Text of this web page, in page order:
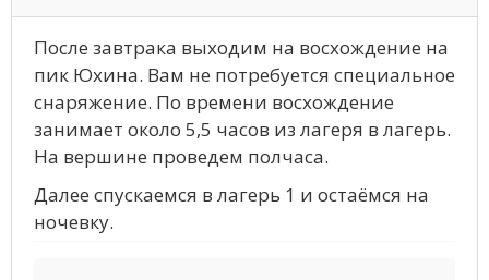
После завтрака выходим на восхождение на
пик Юхина. Вам не потребуется специальное
снаряжение. По времени восхождение
занимает около 5,5 часов из лагеря в лагерь.
На вершине проведем полчаса.
Далее спускаемся в лагерь 1 и остаёмся на
ночевку.